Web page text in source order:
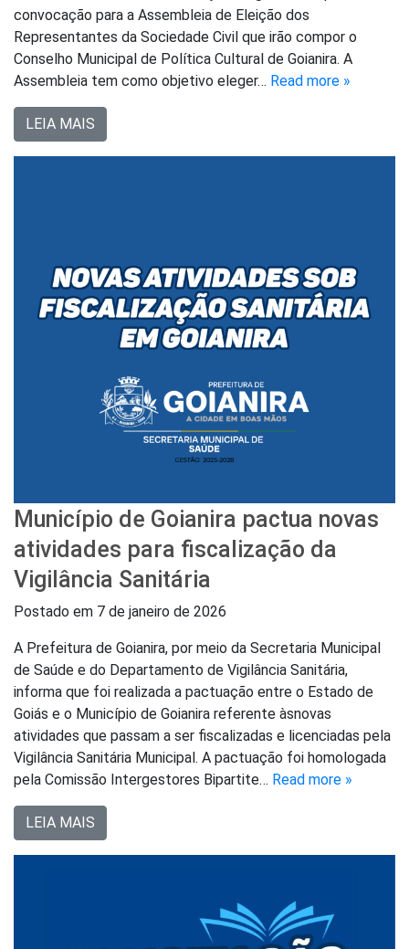
convocação para a Assembleia de Eleição dos
Representantes da Sociedade Civil que irão compor o
Conselho Municipal de Política Cultural de Goianira. A
Assembleia tem como objetivo eleger… Read more »
LEIA MAIS
Município de Goianira pactua novas
atividades para fiscalização da
Vigilância Sanitária
Postado em 7 de janeiro de 2026
A Prefeitura de Goianira, por meio da Secretaria Municipal
de Saúde e do Departamento de Vigilância Sanitária,
informa que foi realizada a pactuação entre o Estado de
Goiás e o Município de Goianira referente àsnovas
atividades que passam a ser fiscalizadas e licenciadas pela
Vigilância Sanitária Municipal. A pactuação foi homologada
pela Comissão Intergestores Bipartite… Read more »
LEIA MAIS